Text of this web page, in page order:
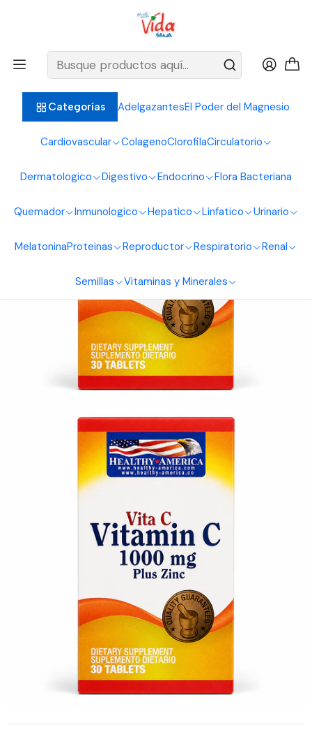
Categorías AdelgazantesEl Poder del Magnesio
Cardiovascular ColagenoClorofilaCirculatorio
Dermatologico Digestivo Endocrino Flora Bacteriana
Quemador Inmunologico Hepatico Linfatico Urinario
MelatoninaProteinas Reproductor Respiratorio Renal
Semillas Vitaminas y Minerales
BIENVENIDOS ALIMENTOS NATURALES VIDA SANA
Vitamin C 1000 mg Plus Zinc Healthy America 30 Tabletas